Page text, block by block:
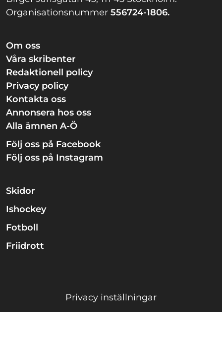
Organisationsnummer 556724-1806.
Om oss
Våra skribenter
Redaktionell policy
Privacy policy
Kontakta oss
Annonsera hos oss
Alla ämnen A-Ö
Följ oss på Facebook
Följ oss på Instagram
Skidor
Ishockey
Fotboll
Friidrott
Privacy inställningar